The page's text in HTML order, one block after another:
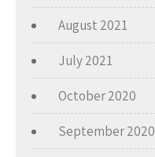
August 2021
July 2021
October 2020
September 2020